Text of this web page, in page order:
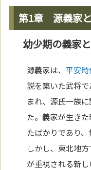
第1章 源義家
幼少期の義家
源義家は、平安
説を築いた武将
まれ、源氏一族
た。義家が生き
たばかりであり
しかし、東北地
が重視される新